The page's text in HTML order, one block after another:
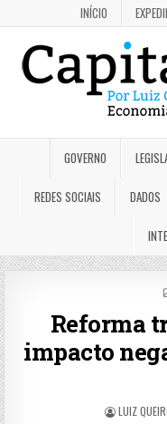
INÍCIO
GOVERNO
REDES SOCIAIS DADOS
Reforma
impacto
LUIZ